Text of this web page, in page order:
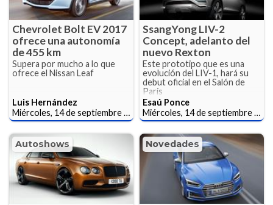
Chevrolet Bolt EV 2017
ofrece una autonomía
de 455 km
Supera por mucho a lo que
ofrece el Nissan Leaf
Luis Hernández
Miércoles, 14 de septiembre de 2016
SsangYong LIV-2
Concept, adelanto del
nuevo Rexton
Este prototipo que es una
evolución del LIV-1, hará su
debut oficial en el Salón de
París
Esaú Ponce
Miércoles, 14 de septiembre de 2016
Autoshows Novedades